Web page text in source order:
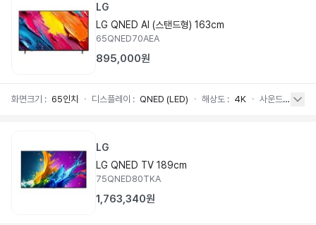
LG
LG QNED AI (스탠드형) 163cm
65QNED70AEA
895,000원
화면크기 : 65인치 ㆍ 디스플레이 : QNED (LED) ㆍ 해상도 : 4K ㆍ 사운드: 20W
LG
LG QNED TV 189cm
75QNED80TKA
1,763,340원